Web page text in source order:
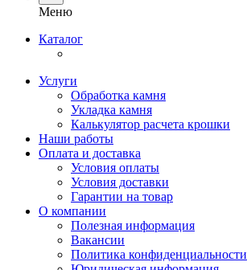
Меню
Каталог
Услуги
Обработка камня
Укладка камня
Калькулятор расчета крошки
Наши работы
Оплата и доставка
Условия оплаты
Условия доставки
Гарантии на товар
О компании
Полезная информация
Вакансии
Политика конфиденциальности